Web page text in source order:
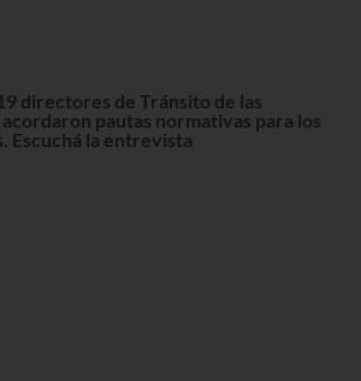
directores de Tránsito de las
pautas normativas para los
Escuchá la entrevista